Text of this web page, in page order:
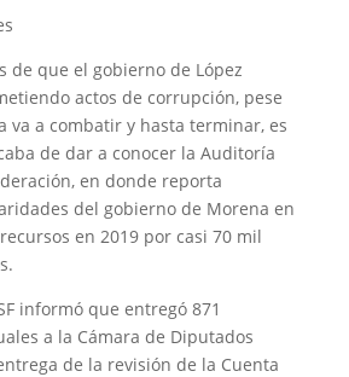
de que el gobierno de López
actos de corrupción, pese
va a combatir y hasta terminar, es
de dar a conocer la Auditoría
en donde reporta
del gobierno de Morena en
en 2019 por casi 70 mil
informó que entregó 871
a la Cámara de Diputados
de la revisión de la Cuenta